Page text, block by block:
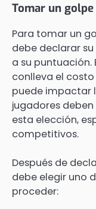
Tomar un
Para tomar un
debe declarar
a su puntuación.
conlleva el
puede impactar
jugadores
esta elección,
competitivos.
Después de
debe elegir uno
proceder: